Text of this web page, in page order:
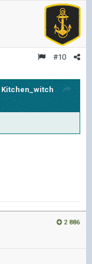
#10
Kitchen_witch
2 886